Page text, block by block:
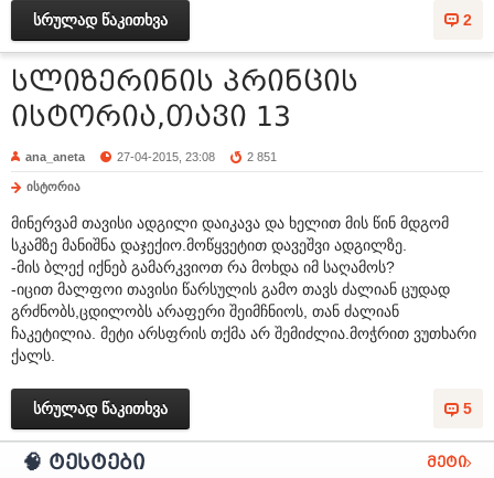
2
სრულად წაკითხვა
სლიზერინის პრინცის
ისტორია,თავი 13
ana_aneta 27-04-2015, 23:08 2 851
ისტორია
მინერვამ თავისი ადგილი დაიკავა და ხელით მის წინ მდგომ
სკამზე მანიშნა დაჯექიო.მოწყვეტით დავეშვი ადგილზე.
-მის ბლექ იქნებ გამარკვიოთ რა მოხდა იმ საღამოს?
-იცით მალფოი თავისი წარსულის გამო თავს ძალიან ცუდად
გრძნობს,ცდილობს არაფერი შეიმჩნიოს, თან ძალიან
ჩაკეტილია. მეტი არსფრის თქმა არ შემიძლია.მოჭრით ვუთხარი
ქალს.
5
სრულად წაკითხვა
🧠 ტესტები მეტი